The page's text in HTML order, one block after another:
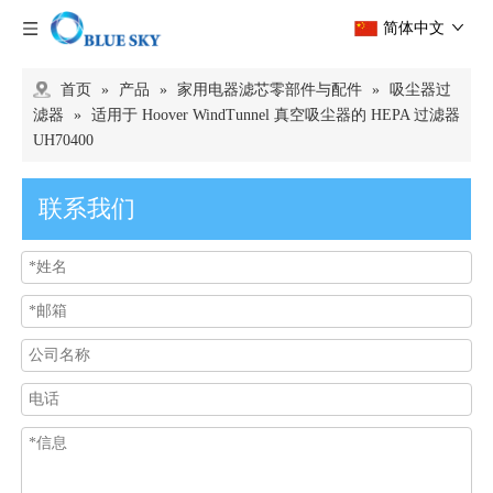
简体中文
首页 » 产品 » 家用电器滤芯零部件与配件 » 吸尘器过
滤器
» 适用于 Hoover WindTunnel 真空吸尘器的 HEPA 过滤器
UH70400
联系我们